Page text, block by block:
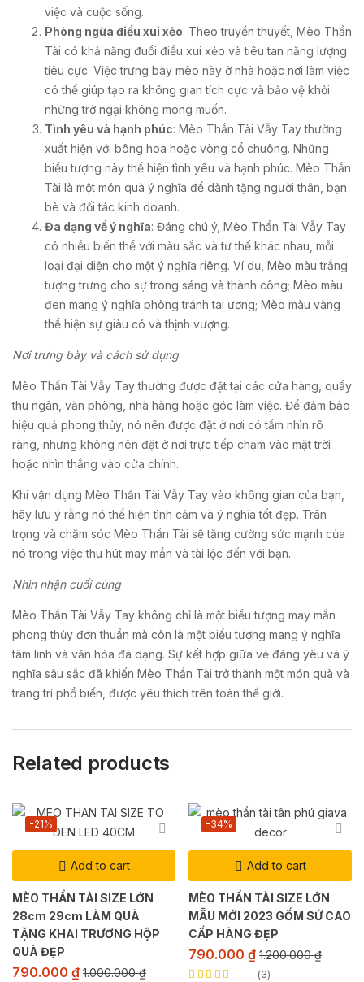
việc và cuộc sống.
Phòng ngừa điều xui xẻo: Theo truyền thuyết, Mèo Thần
Tài có khả năng đuổi điều xui xẻo và tiêu tan năng lượng
tiêu cực. Việc trưng bày mèo này ở nhà hoặc nơi làm việc
có thể giúp tạo ra không gian tích cực và bảo vệ khỏi
những trở ngại không mong muốn.
Tình yêu và hạnh phúc: Mèo Thần Tài Vẫy Tay thường
xuất hiện với bông hoa hoặc vòng cổ chuông. Những
biểu tượng này thể hiện tình yêu và hạnh phúc. Mèo Thần
Tài là một món quà ý nghĩa để dành tặng người thân, bạn
bè và đối tác kinh doanh.
Đa dạng về ý nghĩa: Đáng chú ý, Mèo Thần Tài Vẫy Tay
có nhiều biến thể với màu sắc và tư thế khác nhau, mỗi
loại đại diện cho một ý nghĩa riêng. Ví dụ, Mèo màu trắng
tượng trưng cho sự trong sáng và thành công; Mèo màu
đen mang ý nghĩa phòng tránh tai ương; Mèo màu vàng
thể hiện sự giàu có và thịnh vượng.
Nơi trưng bày và cách sử dụng
Mèo Thần Tài Vẫy Tay thường được đặt tại các cửa hàng, quầy
thu ngân, văn phòng, nhà hàng hoặc góc làm việc. Để đảm bảo
hiệu quả phong thủy, nó nên được đặt ở nơi có tầm nhìn rõ
ràng, nhưng không nên đặt ở nơi trực tiếp chạm vào mặt trời
hoặc nhìn thẳng vào cửa chính.
Khi vận dụng Mèo Thần Tài Vẫy Tay vào không gian của bạn,
hãy lưu ý rằng nó thể hiện tình cảm và ý nghĩa tốt đẹp. Trân
trọng và chăm sóc Mèo Thần Tài sẽ tăng cường sức mạnh của
nó trong việc thu hút may mắn và tài lộc đến với bạn.
Nhìn nhận cuối cùng
Mèo Thần Tài Vẫy Tay không chỉ là một biểu tượng may mắn
phong thủy đơn thuần mà còn là một biểu tượng mang ý nghĩa
tâm linh và văn hóa đa dạng. Sự kết hợp giữa vẻ đáng yêu và ý
nghĩa sâu sắc đã khiến Mèo Thần Tài trở thành một món quà và
trang trí phổ biến, được yêu thích trên toàn thế giới.
Related products
Add to cart
-21%
MÈO THẦN TÀI SIZE LỚN
28cm 29cm LÀM QUÀ
TẶNG KHAI TRƯƠNG HỘP
QUÀ ĐẸP
790.000 ₫ 1.000.000₫
Add to cart
-34%
MÈO THẦN TÀI SIZE LỚN
MẪU MỚI 2023 GỐM SỨ CAO
CẤP HÀNG ĐẸP
790.000 ₫ 1.200.000₫
3